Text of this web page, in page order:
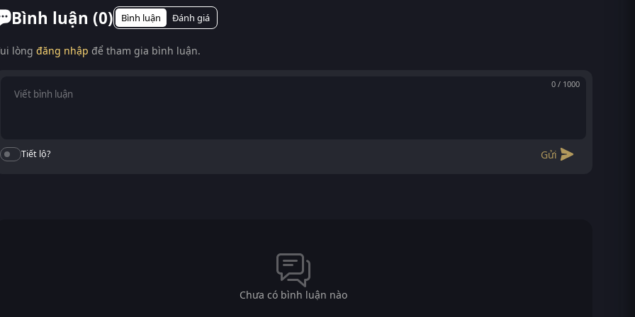
Bình luận (0) Bình luận Đánh giá
lòng đăng nhập để tham gia bình luận.
0 / 1000
Tiết lộ? Gửi
Chưa có bình luận nào